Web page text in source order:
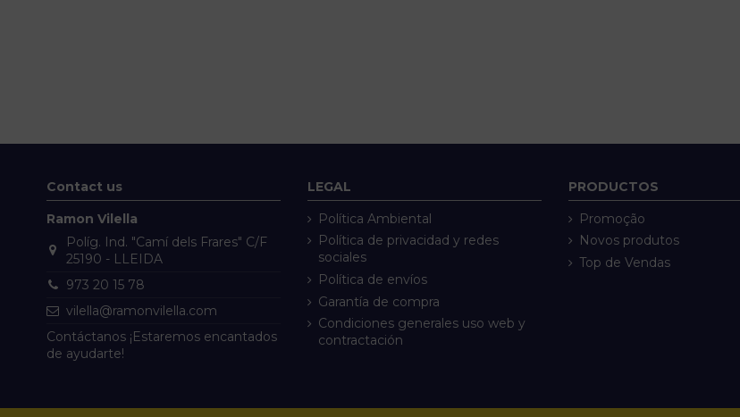
Contact us
Ramon Vilella
Políg. Ind. "Camí dels Frares" C/F
25190 - LLEIDA
973 20 15 78
vilella@ramonvilella.com
Contáctanos ¡Estaremos encantados
de ayudarte!
LEGAL
Política Ambiental
Política de privacidad y redes
sociales
Política de envíos
Garantía de compra
Condiciones generales uso web y
contractación
PRODUCTOS
Promoção
Novos produtos
Top de Vendas